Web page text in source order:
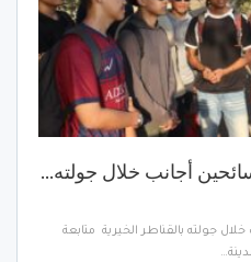
أجانب خلال جولته…
جولته بالقناطر الخيرية متابعة